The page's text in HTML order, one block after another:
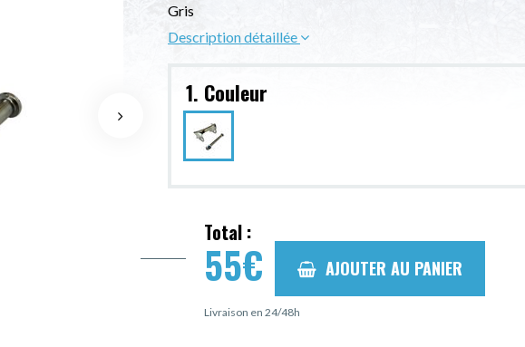
Gris
Description détaillée
1. Couleur
Total :
55€ AJOUTER AU PANIER
Livraison en 24/48h